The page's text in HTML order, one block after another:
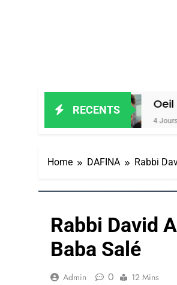
RECENTS
Oeil
4 Jours Ago
Home DAFINA Rabbi
Rabbi David
Baba Salé
Admin 0 12 Mins